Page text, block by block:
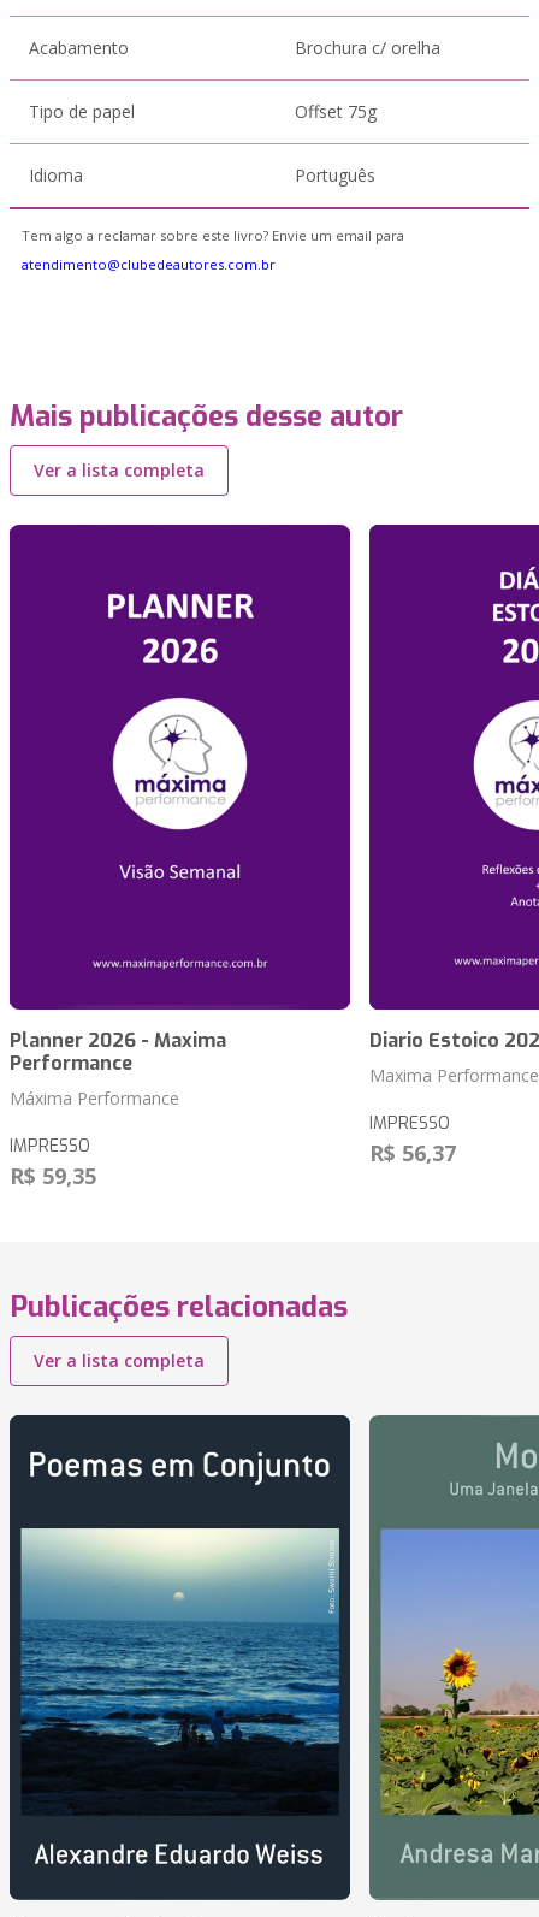
Acabamento Brochura c/ orelha
Tipo de papel Offset 75g
Idioma Português
Tem algo a reclamar sobre este livro? Envie um email para
atendimento@clubedeautores.com.br
Mais publicações desse autor
Ver a lista completa
Planner 2026 - Maxima
Performance
Máxima Performance
IMPRESSO
R$ 59,35
Diario Estoico
Maxima Performance
IMPRESSO
R$ 56,37
Publicações relacionadas
Ver a lista completa